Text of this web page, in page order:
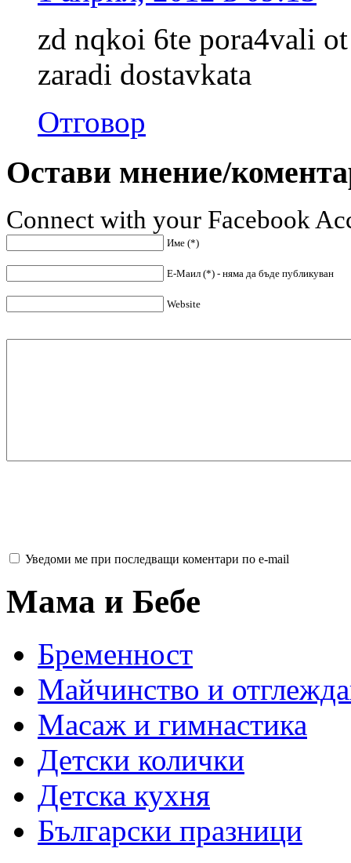
zd nqkoi 6te pora4vali
zaradi dostavkata
Отговор
Остави мнение/
Connect with your Facebook
Име (*)
Е-Маил (*) - няма да бъде публикуван
Website
Уведоми ме при последващи коментари по e-mail
Мама и Бебе
Бременност
Майчинство и
Масаж и гимнастика
Детски колички
Детска кухня
Български празници